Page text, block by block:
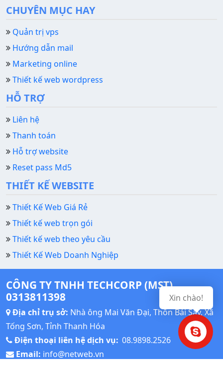
CHUYÊN MỤC HAY
Quản trị vps
Hướng dẫn mail
Marketing online
Thiết kế web wordpress
HỖ TRỢ
Liên hệ
Thanh toán
Hỗ trợ website
Reset pass Md5
THIẾT KẾ WEBSITE
Thiết Kế Web Giá Rẻ
Thiết kế web trọn gói
Thiết kế web theo yêu cầu
Thiết Kế Web Doanh Nghiệp
CÔNG TY TNHH TECHCORP (MST)
0313811398
Địa chỉ trụ sở: Nhà ông Mai Văn Đại, Thôn Bái Sậy, Xã
Tống Sơn, Tỉnh Thanh Hóa
Điện thoại liên hệ dịch vụ: 08.9898.2526
Email: info@netweb.vn
Xin chào!